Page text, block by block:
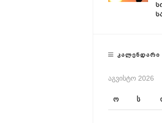
ᲙᲐᲚᲔᲜᲓᲐᲠᲘ
ᲐᲒᲕᲘᲡᲢᲝ 2026
ო ს